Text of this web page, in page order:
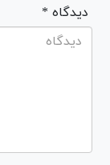
* دیدگاه